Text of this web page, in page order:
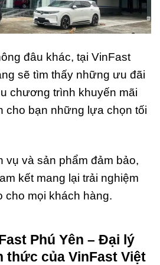
đâu khác, tại VinFast
sẽ tìm thấy những ưu đãi
chương trình khuyến mãi
cho bạn những lựa chọn tối
vụ và sản phẩm đảm bảo,
kết mang lại trải nghiệm
cho mọi khách hàng.
Phú Yên – Đại lý
thức của VinFast Việt